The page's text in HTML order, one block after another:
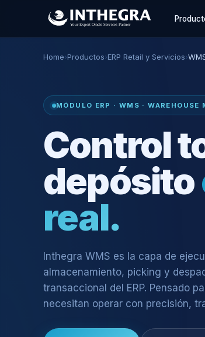
Home›Productos›ERP Retail y Servicios›
MÓDULO ERP · WMS · WAREHOUSE
Control
depósito
real.
Inthegra WMS es la capa de
almacenamiento, picking y
transaccional del ERP. Pensado
necesitan operar con precisión,